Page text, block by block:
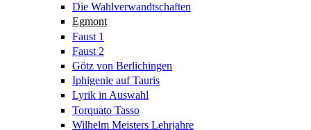
Die Wahlverwandtschaften
Egmont
Faust 1
Faust 2
Götz von Berlichingen
Iphigenie auf Tauris
Lyrik in Auswahl
Torquato Tasso
Wilhelm Meisters Lehrjahre